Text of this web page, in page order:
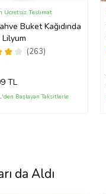
Buket Kağıdında
Lilyum
(263)
Ücretsiz Teslimat
TL
Başlayan Taksitlerle
da Aldı